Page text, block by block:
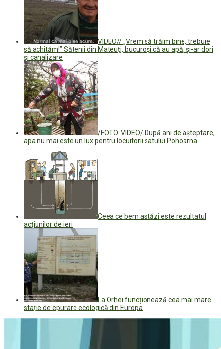
VIDEO// „Vrem să trăim bine, trebuie
să achităm!” Sătenii din Mateuți, bucuroși că au apă, și-ar dori
și canalizare
/FOTO. VIDEO/ După ani de așteptare,
apa nu mai este un lux pentru locuitorii satului Pohoarna
Ceea ce bem astăzi este rezultatul
acțiunilor de ieri
La Orhei funcționează cea mai mare
stație de epurare ecologică din Europa